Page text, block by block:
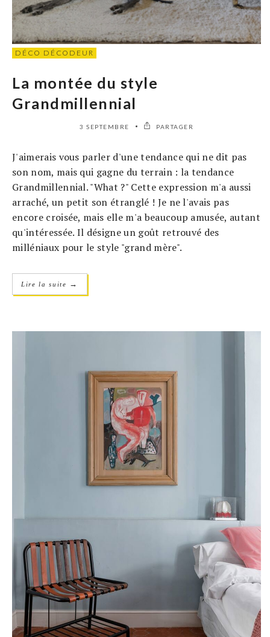
DÉCO DÉCODEUR
La montée du style
Grandmillennial
3 SEPTEMBRE PARTAGER
J'aimerais vous parler d'une tendance qui ne dit pas
son nom, mais qui gagne du terrain : la tendance
Grandmillennial. "What ?" Cette expression m'a aussi
arraché, un petit son étranglé ! Je ne l'avais pas
encore croisée, mais elle m'a beaucoup amusée, autant
qu'intéressée. Il désigne un goût retrouvé des
milléniaux pour le style "grand mère".
Lire la suite →